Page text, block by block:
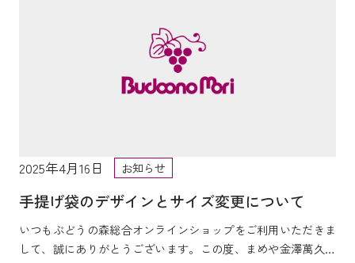
2025年4月16日 お知らせ
手提げ袋のデザインとサイズ変更について
いつもぶどうの森総合オンラインショップをご利用いただきま
して、誠にありがとうございます。この度、まめや金澤萬久の